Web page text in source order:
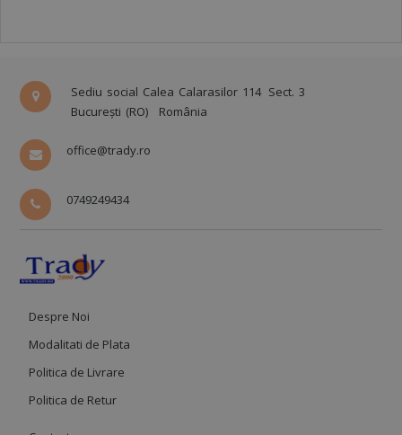
Sediu social Calea Calarasilor 114 Sect. 3
București (RO)
România
office@trady.ro
0749249434
Despre Noi
Modalitati de Plata
Politica de Livrare
Politica de Retur